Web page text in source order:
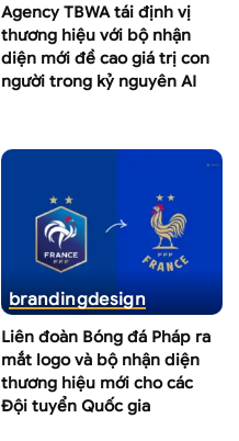
Agency TBWA tái định vị
thương hiệu với bộ nhận
diện mới đề cao giá trị con
người trong kỷ nguyên AI
brandingdesign
Liên đoàn Bóng đá Pháp ra
mắt logo và bộ nhận diện
thương hiệu mới cho các
Đội tuyển Quốc gia